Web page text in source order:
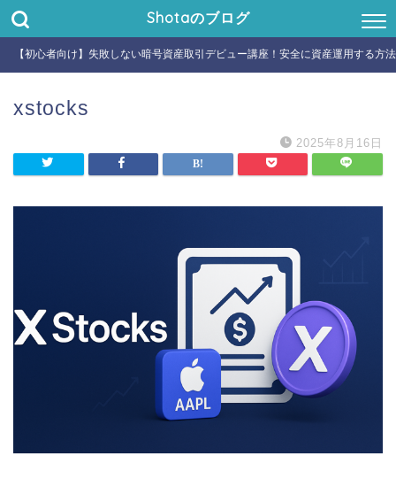
Shotaのブログ
【初心者向け】失敗しない暗号資産取引デビュー講座！安全に資産運用する方
xstocks
2025年8月16日